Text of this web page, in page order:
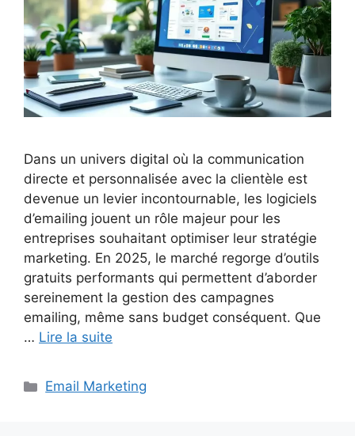
Dans un univers digital où la communication
directe et personnalisée avec la clientèle est
devenue un levier incontournable, les logiciels
d’emailing jouent un rôle majeur pour les
entreprises souhaitant optimiser leur stratégie
marketing. En 2025, le marché regorge d’outils
gratuits performants qui permettent d’aborder
sereinement la gestion des campagnes
emailing, même sans budget conséquent. Que
… Lire la suite
Catégories
Email Marketing